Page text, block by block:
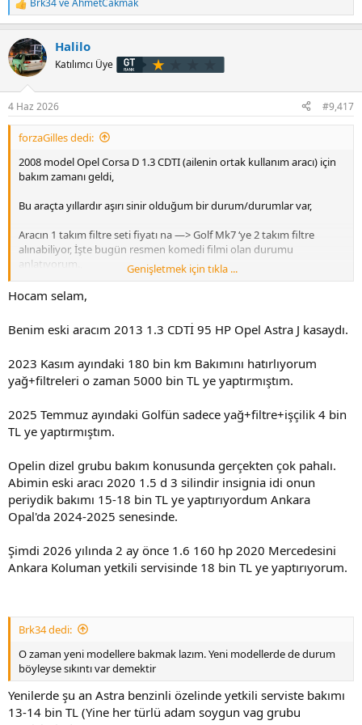
Henüz daha ustaya işçilik ödemedik.,
İşte o meşhur 3.200 liralık yakıt filtresi;
T
e
k
i
l
Brk34veAhmetCakmak
Halilo
Katılımcı Üye
4 Haz 2026 #9,417
forzaGilles dedi:
2008 model Opel Corsa D 1.3 CDTI (ailenin ortak kullanım aracı) için
bakım zamanı geldi,
Bu araçta yıllardır aşırı sinir olduğum bir durum/durumlar var,
Aracın 1 takım filtre seti fiyatı na —> Golf Mk7 ‘ye 2 takım filtre
alınabiliyor, İşte bugün resmen komedi filmi olan durumu
anlatıyorum.,
Durum o kadar vahim ki aracın yakıt filtresi 3.200 lira, Evet yanlış
Karşılaştırma olması açısından kendi aracım olan Golf Mk7 1.6 TDI
yetkili servisten yakıt filtresi almaya kalksak yine Opel ‘den daha
ucuz 2.300 lira
İşin daha da sinir bızucu yani bu durum sadece yakıt filtresi ile de
sınırlı değil, polen filtresi almaya kalkarsak:
3 katmanlı anti-alerjik +karbonlu olanı 1.650 lira
Bu sebebten mecburiyetten Bosch marka polen filtresi alıyorum
maliyet: 600 lira
Golf ‘e polen filtresi almak istersek:
öderken, aynı fiyata Golf ‘e (Mann marka) karbonlu polen filtresi
alabiliyoruz,
İşin traji-komedi yani ister polen filtresini Bosch marka alalım isterse
de Mann marka olsun, iki markada da filtrenin kağıdı baklava
Genişletmek için tıkla ...
Hocam selam,
Benim eski aracım 2013 1.3 CDTİ 95 HP Opel Astra J kasaydı.
2023 Kasım ayındaki 180 bin km Bakımını hatırlıyorum
yağ+filtreleri o zaman 5000 bin TL ye yaptırmıştım.
2025 Temmuz ayındaki Golfün sadece yağ+filtre+işçilik 4 bin
TL ye yaptırmıştım.
Opelin dizel grubu bakım konusunda gerçekten çok pahalı.
Abimin eski aracı 2020 1.5 d 3 silindir insignia idi onun
periydik bakımı 15-18 bin TL ye yaptırıyordum Ankara
Opal'da 2024-2025 senesinde.
Şimdi 2026 yılında 2 ay önce 1.6 160 hp 2020 Mercedesini
Ankara Koluman yetkili servisinde 18 bin TL ye yaptırıyorum.
Brk34 dedi:
O zaman yeni modellere bakmak lazım. Yeni modellerde de durum
böyleyse sıkıntı var demektir
Yenilerde şu an Astra benzinli özelinde yetkili serviste bakımı
13-14 bin TL (Yine her türlü adam soygun vag grubu